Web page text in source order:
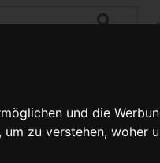
und die
zu verstehen, woher